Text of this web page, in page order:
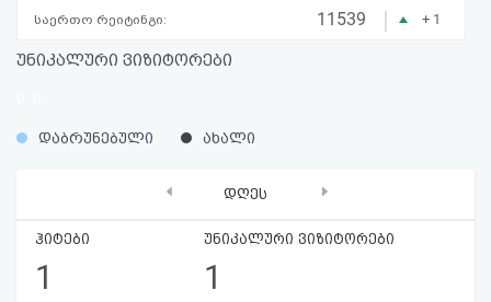
HTML
სალიცენზიო
შეთანხმება
საერთო რეიტინგი: 11539 | + 1
უნიკალური ვიზიტორები
%
% დაბრუნებული ახალი
დღეს
ჰიტები
1
უნიკალური ვიზიტორები
1
‹ ›